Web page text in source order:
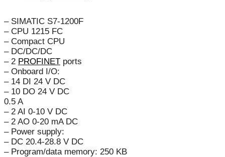
– SIMATIC S7-1200F
– CPU 1215 FC
– Compact CPU
– DC/DC/DC
– 2 PROFINET ports
– Onboard I/O:
– 14 DI 24 V DC
– 10 DO 24 V DC
0.5 A
– 2 AI 0-10 V DC
– 2 AO 0-20 mA DC
– Power supply:
– DC 20.4-28.8 V DC
– Program/data memory: 250 KB